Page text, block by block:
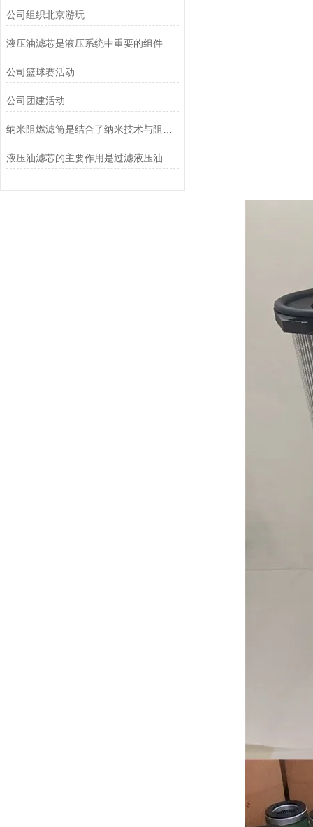
公司组织北京游玩
液压油滤芯是液压系统中重要的组件
公司篮球赛活动
公司团建活动